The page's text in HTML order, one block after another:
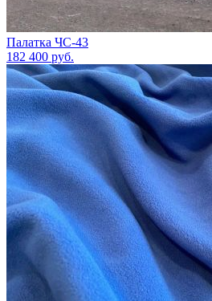
Палатка ЧС-43
182 400 руб.